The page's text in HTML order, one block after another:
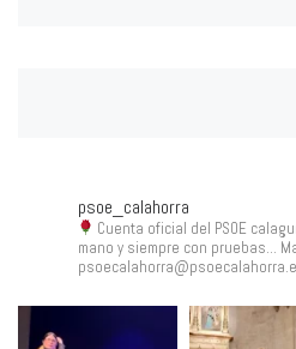
psoe_calahorra
Cuenta oficial del PSOE
mano y siempre con pruebas...